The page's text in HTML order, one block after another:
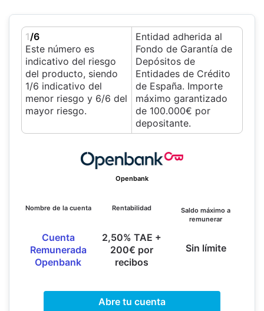
1/6
Este número es
indicativo del riesgo
del producto, siendo
1/6 indicativo del
menor riesgo y 6/6 del
mayor riesgo.
Entidad adherida al
Fondo de Garantía de
Depósitos de
Entidades de Crédito
de España. Importe
máximo garantizado
de 100.000€ por
depositante.
Openbank
Nombre de la cuenta
Cuenta
Remunerada
Openbank
Rentabilidad
2,50% TAE +
200€ por
recibos
Saldo máximo a
remunerar
Sin límite
Abre tu cuenta